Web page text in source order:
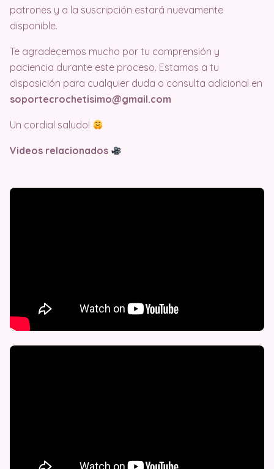
patrones y a la suscripción estará nuevamente
disponible.
Te agradecemos mucho por tu comprensión y
paciencia durante este proceso. Estamos a tu
disposición para cualquier duda o consulta adicional en
soportecrochetisimo@gmail.com
Un cordial saludo!
Videos relacionados